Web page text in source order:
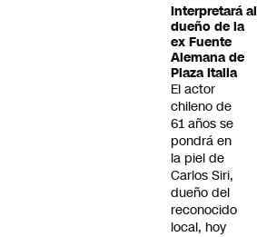
Interpretará al
dueño de la
ex Fuente
Alemana de
Plaza Italia
El actor
chileno de
61 años se
pondrá en
la piel de
Carlos Siri,
dueño del
reconocido
local, hoy